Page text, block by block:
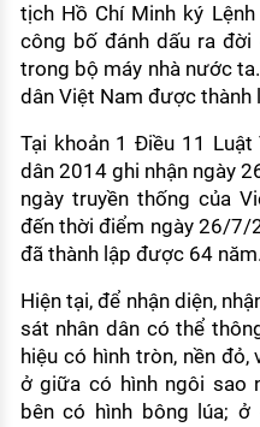
tịch Hồ Chí Minh ký
công bố đánh dấu ra đời
trong bộ máy nhà nước
dân Việt Nam được thành
Tại khoản 1 Điều 11
dân 2014 ghi nhận ngày
ngày truyền thống của
đến thời điểm ngày 26/7/
đã thành lập được 64 năm.
Hiện tại, để nhận diện,
sát nhân dân có thể
hiệu có hình tròn, nền
ở giữa có hình ngôi sao
bên có hình bông lúa;